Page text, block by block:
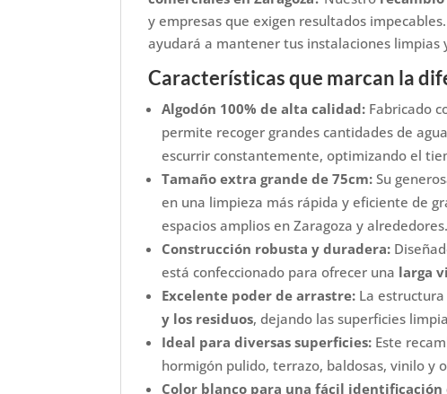
y empresas que exigen resultados
ayudará a mantener tus instalaciones limpias
Características que marcan la
Algodón 100% de alta calidad: Fabricado
permite recoger grandes cantidades de
escurrir constantemente, optimizando el
Tamaño extra grande de 75cm: Su
en una limpieza más rápida y eficiente de
espacios amplios en Zaragoza y alrededores.
Construcción robusta y duradera:
está confeccionado para ofrecer una larga
Excelente poder de arrastre: La
y los residuos, dejando las superficies
Ideal para diversas superficies: Este
hormigón pulido, terrazo, baldosas, vinilo y
Color blanco para una fácil identificación